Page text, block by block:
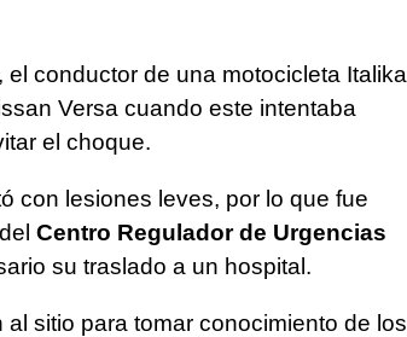
conductor de una motocicleta Italika
Versa cuando este intentaba
el choque.
con lesiones leves, por lo que fue
Centro Regulador de Urgencias
su traslado a un hospital.
sitio para tomar conocimiento de los